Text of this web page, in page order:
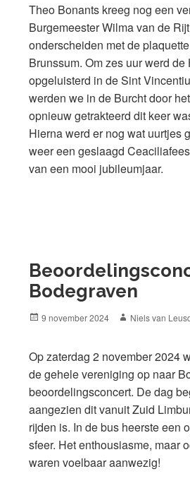
Theo Bonants kreeg nog een
Burgemeester Wilma van de
onderscheiden met de
Brunssum. Om zes uur werd
opgeluisterd in de Sint
werden we in de Burcht door
opnieuw getrakteerd dit keer
Hierna werd er nog wat uurtjes
weer een geslaagd
van een mooi jubileumjaar.
Bodegraven
Posted
9 november 2024 Author
Niels van
Op zaterdag 2 november 2024
de gehele vereniging op naar
beoordelingsconcert. De dag
aangezien dit vanuit Zuid
rijden is. In de bus heerste een
sfeer. Het enthousiasme, maar
waren voelbaar aanwezig!